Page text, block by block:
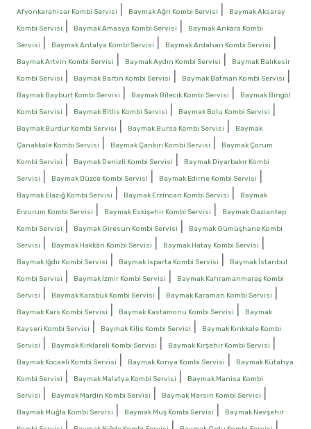
Afyonkarahisar Kombi Servisi
Baymak Ağrı Kombi Servisi
Baymak Aksaray
Kombi Servisi
Baymak Amasya Kombi Servisi
Baymak Ankara Kombi
Servisi
Baymak Antalya Kombi Servisi Baymak Ardahan Kombi Servisi
Baymak Artvin Kombi Servisi Baymak Aydın Kombi Servisi
Baymak Balıkesir
Kombi Servisi
Baymak Bartın Kombi Servisi Baymak Batman Kombi Servisi
Baymak Bayburt Kombi Servisi Baymak Bilecik Kombi Servisi
Baymak Bingöl
Kombi Servisi
Baymak Bitlis Kombi Servisi Baymak Bolu Kombi Servisi
Baymak Burdur Kombi Servisi Baymak Bursa Kombi Servisi
Baymak
Çanakkale Kombi Servisi
Baymak Çankırı Kombi Servisi
Baymak Çorum
Kombi Servisi
Baymak Denizli Kombi Servisi
Baymak Diyarbakır Kombi
Servisi
Baymak Düzce Kombi Servisi Baymak Edirne Kombi Servisi
Baymak Elazığ Kombi Servisi Baymak Erzincan Kombi Servisi
Baymak
Erzurum Kombi Servisi
Baymak Eskişehir Kombi Servisi
Baymak Gaziantep
Kombi Servisi
Baymak Giresun Kombi Servisi
Baymak Gümüşhane Kombi
Servisi
Baymak Hakkâri Kombi Servisi Baymak Hatay Kombi Servisi
Baymak Iğdır Kombi Servisi Baymak Isparta Kombi Servisi
Baymak İstanbul
Kombi Servisi
Baymak İzmir Kombi Servisi
Baymak Kahramanmaraş Kombi
Servisi
Baymak Karabük Kombi Servisi Baymak Karaman Kombi Servisi
Baymak Kars Kombi Servisi Baymak Kastamonu Kombi Servisi
Baymak
Kayseri Kombi Servisi
Baymak Kilis Kombi Servisi
Baymak Kırıkkale Kombi
Servisi
Baymak Kırklareli Kombi Servisi Baymak Kırşehir Kombi Servisi
Baymak Kocaeli Kombi Servisi Baymak Konya Kombi Servisi
Baymak Kütahya
Kombi Servisi
Baymak Malatya Kombi Servisi
Baymak Manisa Kombi
Servisi
Baymak Mardin Kombi Servisi Baymak Mersin Kombi Servisi
Baymak Muğla Kombi Servisi Baymak Muş Kombi Servisi
Baymak Nevşehir